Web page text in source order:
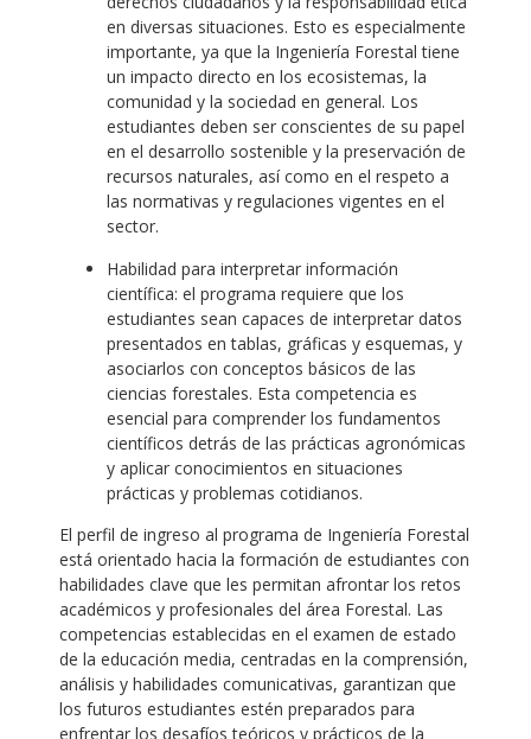
en diversas situaciones. Esto es especialmente
importante, ya que la Ingeniería Forestal tiene
un impacto directo en los ecosistemas, la
comunidad y la sociedad en general. Los
estudiantes deben ser conscientes de su papel
en el desarrollo sostenible y la preservación de
recursos naturales, así como en el respeto a
las normativas y regulaciones vigentes en el
sector.
Habilidad para interpretar información
científica: el programa requiere que los
estudiantes sean capaces de interpretar datos
presentados en tablas, gráficas y esquemas, y
asociarlos con conceptos básicos de las
ciencias forestales. Esta competencia es
esencial para comprender los fundamentos
científicos detrás de las prácticas agronómicas
y aplicar conocimientos en situaciones
prácticas y problemas cotidianos.
El perfil de ingreso al programa de Ingeniería Forestal
está orientado hacia la formación de estudiantes con
habilidades clave que les permitan afrontar los retos
académicos y profesionales del área Forestal. Las
competencias establecidas en el examen de estado
de la educación media, centradas en la comprensión,
análisis y habilidades comunicativas, garantizan que
los futuros estudiantes estén preparados para
enfrentar los desafíos teóricos y prácticos de la